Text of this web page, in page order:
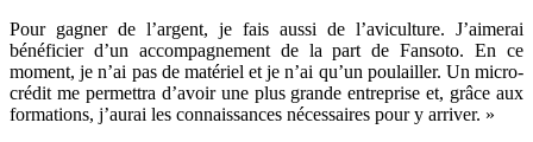
Pour gagner de l’argent, je fais aussi de l’aviculture. J’aimerai
bénéficier d’un accompagnement de la part de Fansoto. En ce
moment, je n’ai pas de matériel et je n’ai qu’un poulailler. Un micro-
crédit me permettra d’avoir une plus grande entreprise et, grâce aux
formations, j’aurai les connaissances nécessaires pour y arriver. »